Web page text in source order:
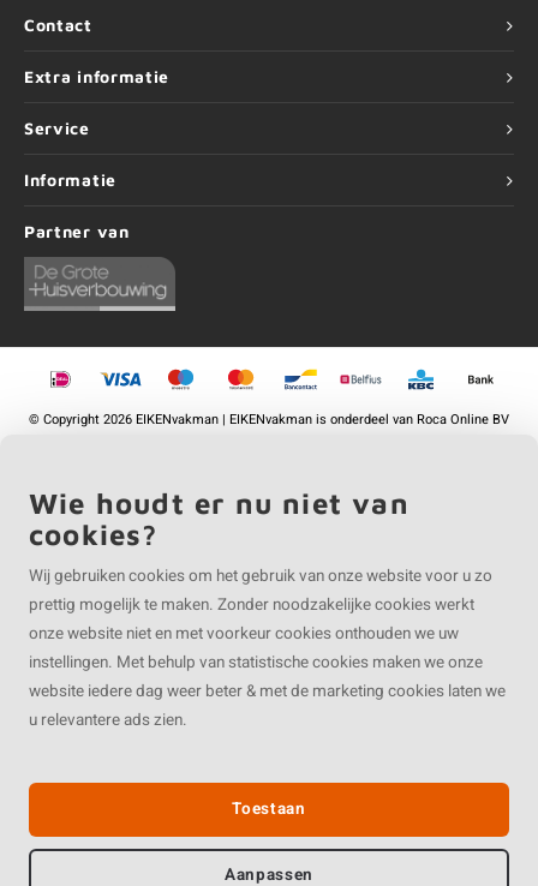
Contact
Extra informatie
Service
Informatie
Partner van
©Copyright2026 EIKENvakman | EIKENvakman is onderdeel vanRoca Online BV
Wie houdt er nu niet van
cookies?
Wij gebruiken cookies om het gebruik van onze website voor u zo
prettig mogelijk te maken. Zonder noodzakelijke cookies werkt
onze website niet en met voorkeur cookies onthouden we uw
instellingen. Met behulp van statistische cookies maken we onze
website iedere dag weer beter & met de marketing cookies laten we
u relevantere ads zien.
Toestaan
Aanpassen